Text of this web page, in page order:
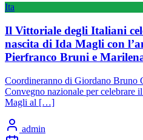
Ita
Il Vittoriale degli Italiani
nascita di Ida Magli con
Pierfranco Bruni e
Coordineranno di Giordano Bruno
Convegno nazionale per celebrare
Magli al […]
admin